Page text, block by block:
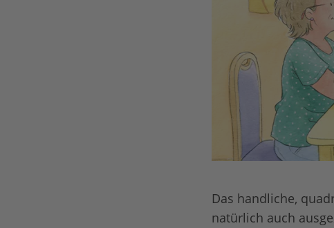
Das handliche,
natürlich auch